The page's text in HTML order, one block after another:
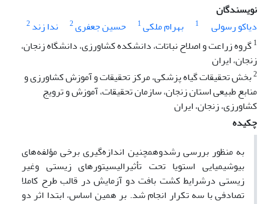
نویسندگان
دیاکو رسولی
1 بهرام ملکی1 حسین جعفری2 ندا زند2
1گروه زراعت و اصلاح نباتات، دانشکده کشاورزی، دانشگاه زنجان،
زنجان، ایران
2بخش تحقیقات گیاه پزشکی، مرکز تحقیقات و آموزش کشاورزی و
منابع طبیعی استان زنجان، سازمان تحقیقات، آموزش و ترویج
کشاورزی، زنجان، ایران
چکیده
به منظور بررسی رشدوهمچنین اندازه‌گیری برخی مؤلفه‌های
بیوشیمیایی استویا تحت تأثیرالیسیتورهای زیستی وغیر
زیستی درشرایط کشت بافت دو آزمایش در قالب طرح کاملا
تصادفی با سه تکرار انجام شد. بر همین اساس، ابتدا اثر دو